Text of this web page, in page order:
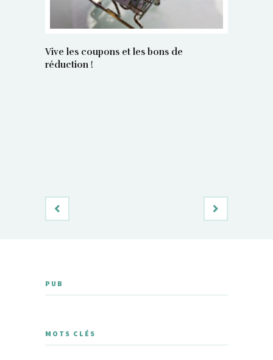
Vive les coupons et les bons de
réduction !
PUB
MOTS CLÉS